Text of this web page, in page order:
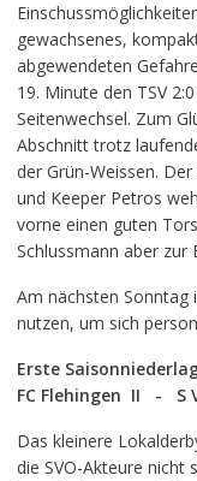
gewachsenes,
abgewendeten
19. Minute den TSV
Seitenwechsel. Zum
Abschnitt trotz
der Grün-Weissen.
und Keeper Petros
vorne einen guten
Schlussmann aber zur
Am nächsten
nutzen, um sich
Erste
FC
Das kleinere
die SVO-Akteure nicht